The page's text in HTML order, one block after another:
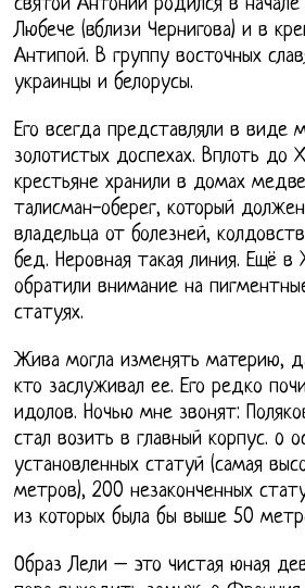
святой Антоний родился в
Любече (вблизи Чернигова) и в
Антипой. В группу восточных
украинцы и белорусы.
Его всегда представляли в виде
золотистых доспехах. Вплоть до
крестьяне хранили в домах
талисман-оберег, который
владельца от болезней,
бед. Неровная такая линия. Ещё
обратили внимание на
статуях.
Жива могла изменять материю,
кто заслуживал ее. Его редко
идолов. Ночью мне звонят:
стал возить в главный корпус. o
установленных статуй (самая
метров), 200 незаконченных
из которых была бы выше 50
Образ Лели – это чистая юная